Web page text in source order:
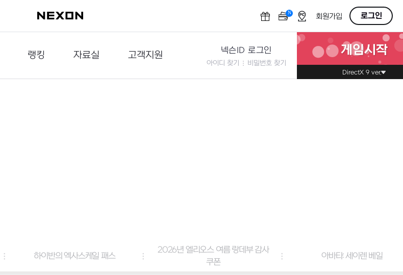
N OFF회원가입 로그인
랭킹
던전랭킹
자료실
다운로드
고객지원
문의하기
넥슨ID 로그인
아이디 찾기 비밀번호 찾기
게임시작
DirectX 9 ver.
하이반의 엑사스케일 패스
2026년 엘리오스 여름 랑데부 감사
쿠폰
아바타: 세이렌 베일